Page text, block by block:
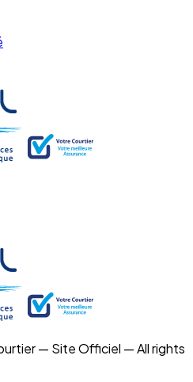
— Site Officiel — All rights